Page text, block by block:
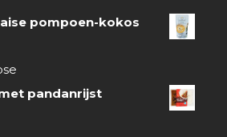
pompoen-kokos
pandanrijst